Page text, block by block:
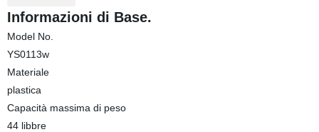
Informazioni di Base.
Model No.
YS0113w
Materiale
plastica
Capacità massima di peso
44 libbre